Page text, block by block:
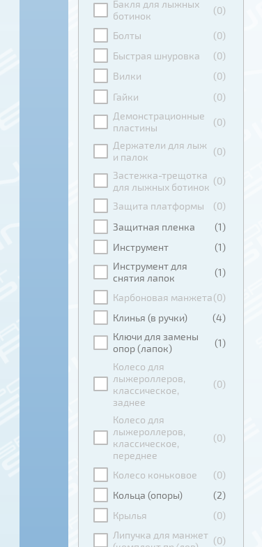
Бакля для лыжных
ботинок
(0)
Болты
(0)
Быстрая шнуровка
(0)
Вилки
(0)
Гайки
(0)
Демонстрационные
пластины
(0)
Держатели для лыж
и палок
(0)
Застежка-трещотка
для лыжных ботинок (0)
Защита платформы
(0)
Защитная пленка
(1)
Инструмент
(1)
Инструмент для
снятия лапок
(1)
Карбоновая манжета(0)
Клинья (в ручки)
(4)
Ключи для замены
опор (лапок)
(1)
Колесо для
лыжероллеров,
классическое,
заднее
(0)
Колесо для
лыжероллеров,
классическое,
переднее
(0)
Колесо коньковое
(0)
Кольца (опоры)
(2)
Крылья
(0)
Липучка для манжет (0)